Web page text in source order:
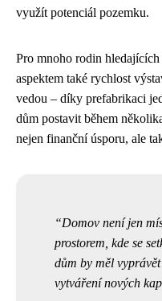
využít potenciál pozemku.
Pro mnoho rodin
aspektem také rychlost
vedou – díky prefabrikaci
dům postavit během
nejen finanční úsporu, ale
Domov není jen
prostorem, kde se
dům by měl
vytváření nových